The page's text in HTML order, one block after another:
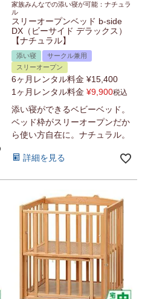
家族みんなでの添い寝が可能：ナチュラ
ル
スリーオープンベッド b-side
DX（ビーサイド デラックス）
【ナチュラル】
添い寝
サークル兼用
スリーオープン
6ヶ月レンタル料金 ¥15,400
1ヶ月レンタル料金 ¥9,900税込
添い寝ができるベビーベッド。
ベッド枠がスリーオープンだか
ら使い方自在に。ナチュラル。
詳細を見る